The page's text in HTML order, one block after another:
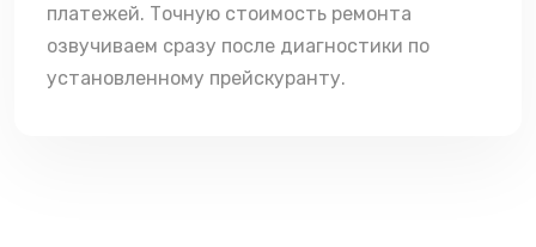
платежей. Точную стоимость ремонта
озвучиваем сразу после диагностики по
установленному прейскуранту.